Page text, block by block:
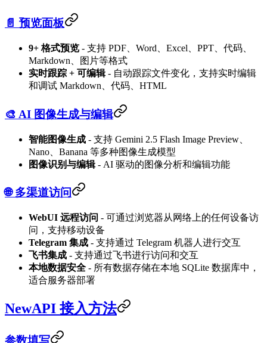
📄 预览面板
9+ 格式预览 - 支持 PDF、Word、Excel、PPT、代码、
Markdown、图片等格式
实时跟踪 + 可编辑- 自动跟踪文件变化，支持实时编辑
和调试 Markdown、代码、HTML
🎨 AI 图像生成与编辑
智能图像生成 - 支持 Gemini 2.5 Flash Image Preview、
Nano、Banana 等多种图像生成模型
图像识别与编辑- AI 驱动的图像分析和编辑功能
🌐 多渠道访问
WebUI 远程访问 - 可通过浏览器从网络上的任何设备访
问，支持移动设备
Telegram 集成 - 支持通过 Telegram 机器人进行交互
飞书集成 - 支持通过飞书进行访问和交互
本地数据安全 - 所有数据存储在本地 SQLite 数据库中，
适合服务器部署
NewAPI 接入方法
参数填写